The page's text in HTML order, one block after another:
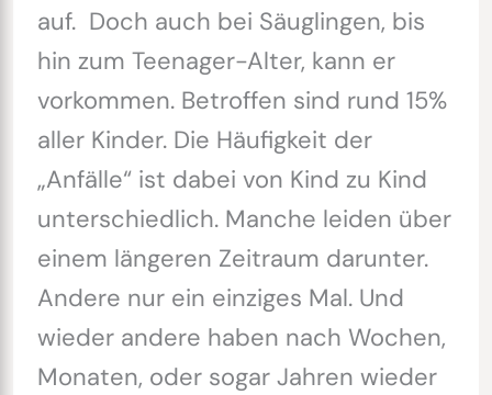
auf. Doch auch bei Säuglingen, bis
hin zum Teenager-Alter, kann er
vorkommen. Betroffen sind rund 15%
aller Kinder. Die Häufigkeit der
„Anfälle“ ist dabei von Kind zu Kind
unterschiedlich. Manche leiden über
einem längeren Zeitraum darunter.
Andere nur ein einziges Mal. Und
wieder andere haben nach Wochen,
Monaten, oder sogar Jahren wieder